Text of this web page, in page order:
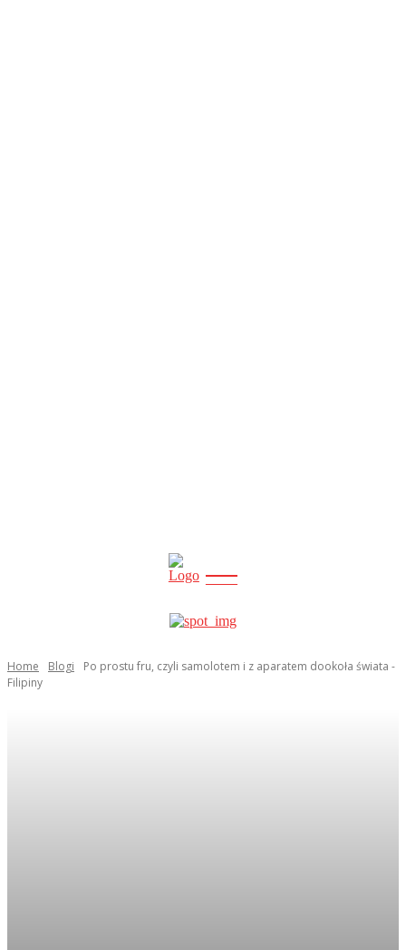
news
Home Blogi
Po prostu fru, czyli samolotem i z aparatem dookoła świata -
Filipiny